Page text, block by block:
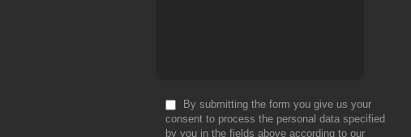
By submitting the form you give us your
consent to process the personal data specified
by you in the fields above according to our